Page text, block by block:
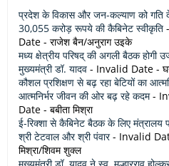
प्रदेश के विकास और जन-कल्याण को गति
30,055 करोड़ रूपये की कैबिनेट स्वीकृति
Date - राजेश बैन/अनुराग उइके
मध्य क्षेत्रीय परिषद् की अगली बैठक होगी
मुख्यमंत्री डॉ. यादव - Invalid Date -
कौशल प्रशिक्षण से बढ़ रहा बेटियों का
आत्मनिर्भर जीवन की ओर बढ़ रहे कदम-
Date - बबीता मिश्रा
ई-रिक्शा से कैबिनेट बैठक के लिए मंत्रालय
श्री टेटवाल और श्री पंवार- Invalid
मिश्रा/शिवम शुक्ल